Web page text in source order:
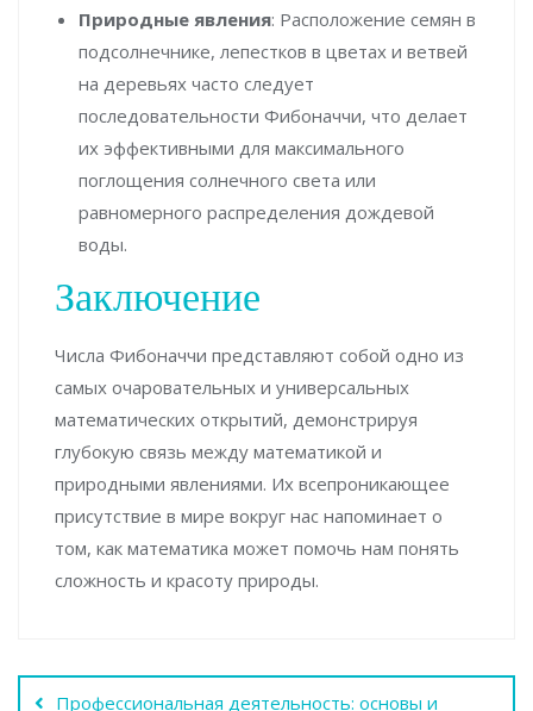
Природные явления: Расположение семян в
подсолнечнике, лепестков в цветах и ветвей
на деревьях часто следует
последовательности Фибоначчи, что делает
их эффективными для максимального
поглощения солнечного света или
равномерного распределения дождевой
воды.
Заключение
Числа Фибоначчи представляют собой одно из
самых очаровательных и универсальных
математических открытий, демонстрируя
глубокую связь между математикой и
природными явлениями. Их всепроникающее
присутствие в мире вокруг нас напоминает о
том, как математика может помочь нам понять
сложность и красоту природы.
Навигация
Профессиональная деятельность: основы и